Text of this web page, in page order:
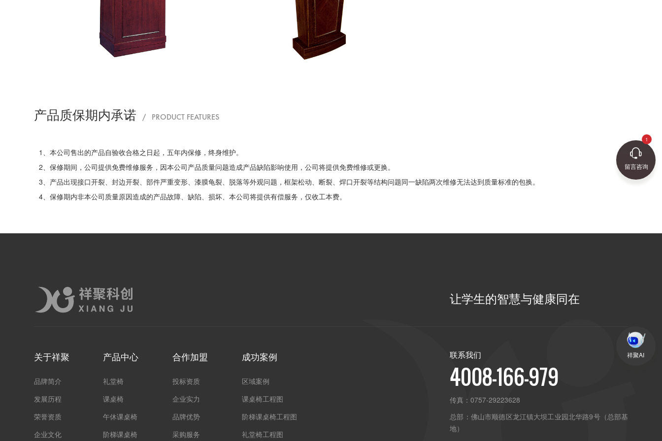
产品质保期内承诺 / PRODUCT FEATURES
1、本公司售出的产品自验收合格之日起，五年内保修，终身维护。
2、保修期间，公司提供免费维修服务，因本公司产品质量问题造成产品缺陷影响使用，公司将提供免费维修或更换。
3、产品出现接口开裂、封边开裂、部件严重变形、漆膜龟裂、脱落等外观问题，框架松动、断裂、焊口开裂等结构问题同一缺陷两次维修无法达到质量标准的包换。
4、保修期内非本公司质量原因造成的产品故障、缺陷、损坏、本公司将提供有偿服务，仅收工本费。
让学生的智慧与健康同在
关于祥聚
品牌简介
发展历程
荣誉资质
企业文化
产品中心
礼堂椅
课桌椅
午休课桌椅
阶梯课桌椅
合作加盟
投标资质
企业实力
品牌优势
采购服务
成功案例
区域案例
课桌椅工程图
阶梯课桌椅工程图
礼堂椅工程图
联系我们
4008-166-979
传真：0757-29223628
总部： 佛山市顺德区龙江镇大坝工业园北华路9号（总部基
地）
留言咨询
祥聚AI